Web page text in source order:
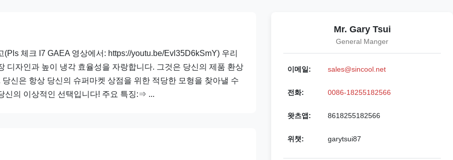
체크 I7 GAEA 영상에서: https://youtu.be/Evl35D6kSmY) 우리
디자인과 높이 냉각 효율성을 자랑합니다. 그것은 당신의 제품 환상
신은 항상 당신의 슈퍼마켓 상점을 위한 적당한 모형을 찾아낼 수
신의 이상적인 선택입니다! 주요 특징:⇒ ...
Mr. Gary Tsui
General Manger
이메일: sales@sincool.net
전화: 0086-18255182566
왓츠앱: 8618255182566
위챗: garytsui87